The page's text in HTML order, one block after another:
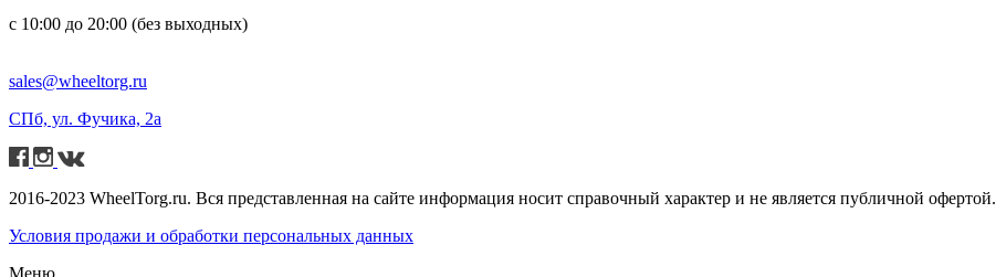
с 10:00 до 20:00 (без выходных)
sales@wheeltorg.ru
СПб, ул. Фучика, 2а
2016-2023 WheelTorg.ru. Вся представленная на сайте информация носит справочный характер и не является публичной офертой.
Условия продажи и обработки персональных данных
Меню